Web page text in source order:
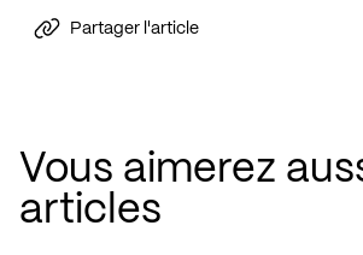
Partager l'article
Vous aimerez
articles